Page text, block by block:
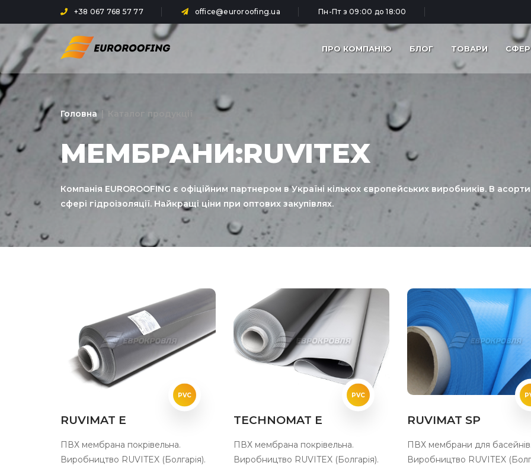
+38 067 768 57 77 office@euroroofing.ua Пн-Пт з 09:00 до 18:00
ПРО КОМПАНІЮ БЛОГ ТОВАРИ
Головна | Каталог продукції
МЕМБРАНИ:RUVITEX
Компанія EUROROOFING є офіційним партнером в Україні кількох європейських виробників. В
сфері гідроізоляції. Найкращі ціни при оптових закупівлях.
PVC
RUVIMAT E
ПВХ мембрана покрівельна.
Виробництво RUVITEX (Болгарія).
PVC
TECHNOMAT E
ПВХ мембрана покрівельна.
Виробництво RUVITEX (Болгарія).
RUVIMAT SP
ПВХ мембрани для басейнів.
Виробництво RUVITEX